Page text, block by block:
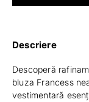
Descriere
Descoperă
bluza Francess
vestimentară